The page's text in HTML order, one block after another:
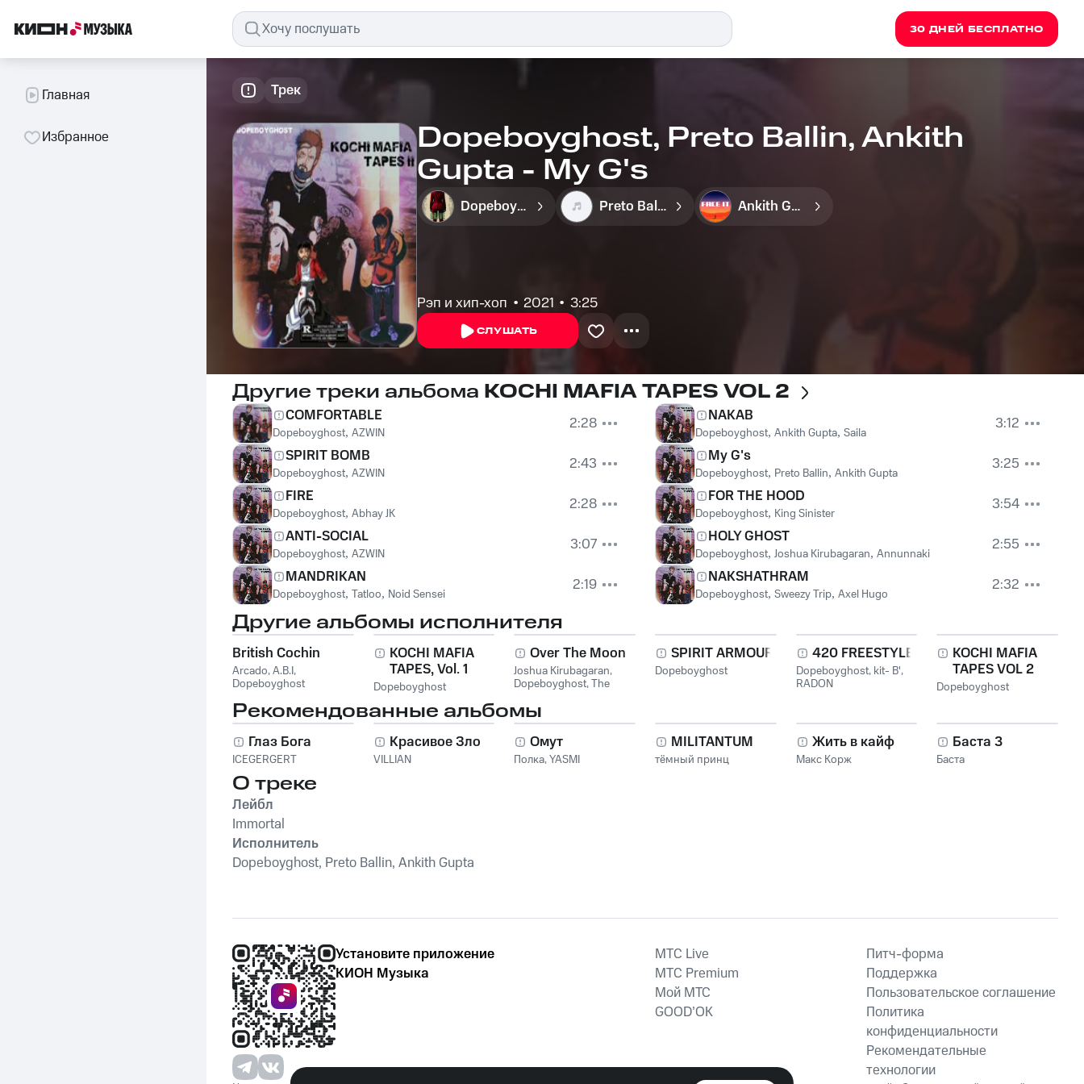
30 ДНЕЙ БЕСПЛАТНО
Главная
Избранное
Трек
Dopeboyghost, Preto Ballin, Ankith
Gupta - My G's
Dopeboyghost Preto Ballin Ankith Gupta
Рэп и хип-хоп 2021 3:25
СЛУШАТЬ
Другие треки альбома KOCHI MAFIA TAPES VOL 2
COMFORTABLE
Dopeboyghost, AZWIN
2:28
SPIRIT BOMB
Dopeboyghost, AZWIN
2:43
FIRE
Dopeboyghost, Abhay JK
2:28
ANTI-SOCIAL
Dopeboyghost, AZWIN
3:07
MANDRIKAN
Dopeboyghost, Tatloo, Noid Sensei 2:19
NAKAB
Dopeboyghost, Ankith Gupta, Saila
3:12
My G's
Dopeboyghost, Preto Ballin, Ankith Gupta
3:25
FOR THE HOOD
Dopeboyghost, King Sinister
3:54
HOLY GHOST
Dopeboyghost, Joshua Kirubagaran, Annunnaki
2:55
NAKSHATHRAM
Dopeboyghost, Sweezy Trip, Axel Hugo 2:32
Другие альбомы исполнителя
British Cochin
Arcado,A.B.I,
Dopeboyghost
KOCHI MAFIA
TAPES, Vol. 1
Dopeboyghost
Over The Moon
Joshua Kirubagaran,
Dopeboyghost,The
SPIRIT ARMOUR
Dopeboyghost
420 FREESTYLE
Dopeboyghost, kit- B',
RADON
KOCHI MAFIA
TAPES VOL 2
Dopeboyghost
Рекомендованные альбомы
Глаз Бога
ICEGERGERT
Красивое Зло
VILLIAN
Омут
Полка,YASMI
MILITANTUM
тёмный принц
Жить в кайф
Макс Корж
Баста 3
Баста
О треке
Лейбл
Immortal
Исполнитель
Dopeboyghost, Preto Ballin, Ankith Gupta
Установите приложение
КИОН Музыка
MTС Live
MTС Premium
Мой МТС
GOOD’OK
Питч-форма
Поддержка
Пользовательское соглашение
Политика
конфиденциальности
Рекомендательные
технологии